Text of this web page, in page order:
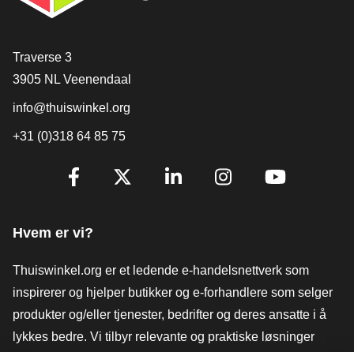
[_General:Contact]
Traverse 3
3905 NL Veenendaal
info@thuiswinkel.org
+31 (0)318 64 85 75
[_General:SocialMediaTitle]
Hvem er vi?
Thuiswinkel.org er et ledende e-handelsnettverk som
inspirerer og hjelper butikker og e-forhandlere som selger
produkter og/eller tjenester, bedrifter og deres ansatte i å
lykkes bedre. Vi tilbyr relevante og praktiske løsninger